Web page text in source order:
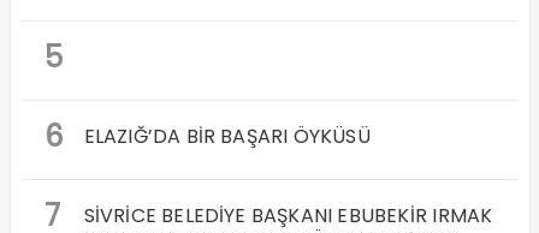
5
6
ELAZIĞ’DA BİR BAŞARI ÖYKÜSÜ
7
SİVRİCE BELEDİYE BAŞKANI EBUBEKİR IRMAK